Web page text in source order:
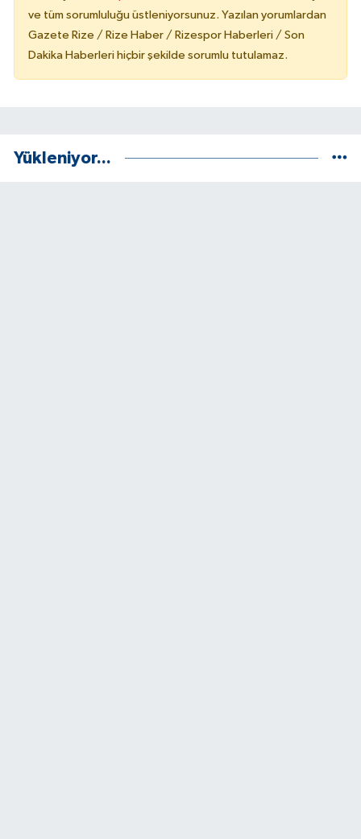
ve tüm sorumluluğu üstleniyorsunuz. Yazılan yorumlardan
Gazete Rize / Rize Haber / Rizespor Haberleri / Son
Dakika Haberleri hiçbir şekilde sorumlu tutulamaz.
Yükleniyor...